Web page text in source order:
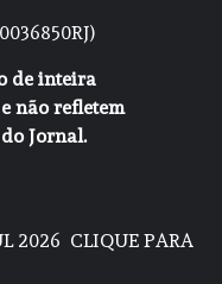
de inteira
não refletem
Jornal.
2026 CLIQUE PARA